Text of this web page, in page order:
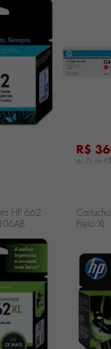
R$
ou 7x de
HP 662
Preto XL